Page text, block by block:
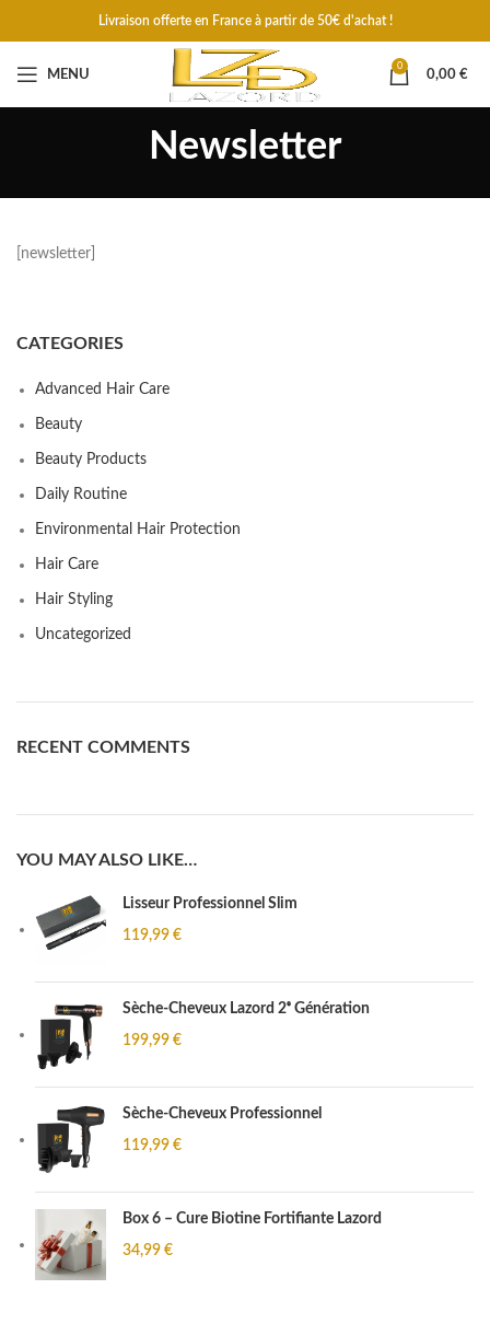
Livraison offerte en France à partir de 50€ d'achat !
MENU
0
0,00 €
Newsletter
[newsletter]
CATEGORIES
Advanced Hair Care
Beauty
Beauty Products
Daily Routine
Environmental Hair Protection
Hair Care
Hair Styling
Uncategorized
RECENT COMMENTS
YOU MAY ALSO LIKE…
Lisseur Professionnel Slim
119,99 €
Sèche-Cheveux Lazord 2ᵉ Génération
199,99 €
Sèche-Cheveux Professionnel
119,99 €
Box 6 – Cure Biotine Fortifiante Lazord
34,99 €